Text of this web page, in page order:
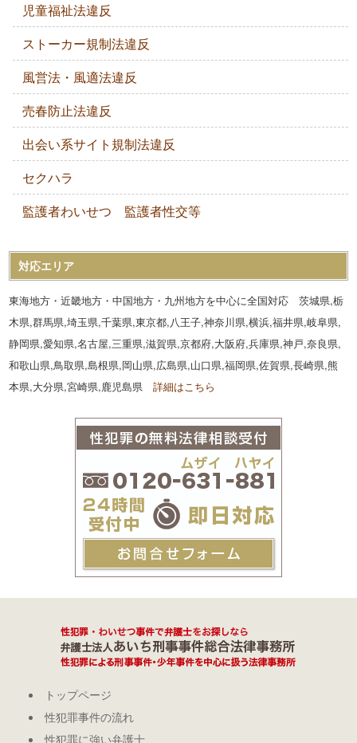
児童福祉法違反
ストーカー規制法違反
風営法・風適法違反
売春防止法違反
出会い系サイト規制法違反
セクハラ
監護者わいせつ 監護者性交等
対応エリア
東海地方・近畿地方・中国地方・九州地方を中心に全国対応 茨城県,栃
木県,群馬県,埼玉県,千葉県,東京都,八王子,神奈川県,横浜,福井県,岐阜県,
静岡県,愛知県,名古屋,三重県,滋賀県,京都府,大阪府,兵庫県,神戸,奈良県,
和歌山県,鳥取県,島根県,岡山県,広島県,山口県,福岡県,佐賀県,長崎県,熊
本県,大分県,宮崎県,鹿児島県詳細はこちら
トップページ
性犯罪事件の流れ
性犯罪に強い弁護士